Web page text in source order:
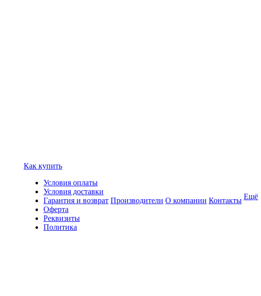
Как купить
Условия оплаты
Условия доставки
Гарантия и возврат
Оферта
Реквизиты
Политика
Производители О компании Контакты Ещё